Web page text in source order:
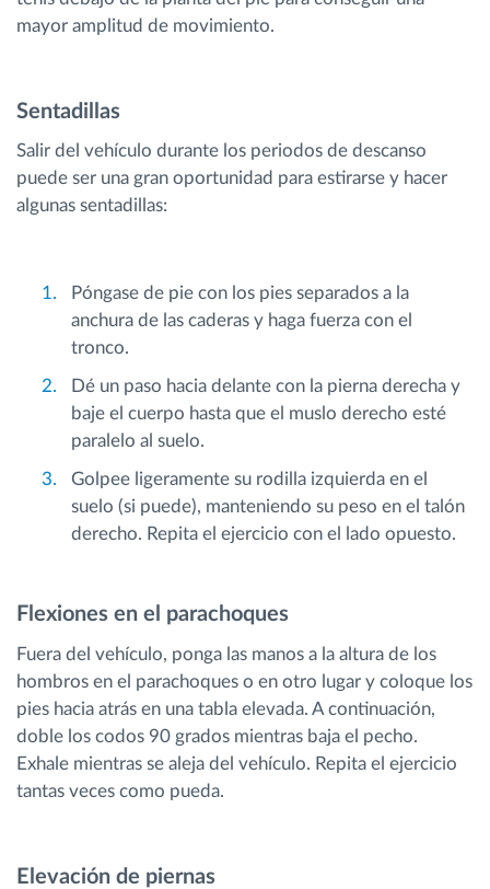
mayor amplitud de movimiento.
Sentadillas
Salir del vehículo durante los periodos de descanso
puede ser una gran oportunidad para estirarse y hacer
algunas sentadillas:
Póngase de pie con los pies separados a la
anchura de las caderas y haga fuerza con el
tronco.
Dé un paso hacia delante con la pierna derecha y
baje el cuerpo hasta que el muslo derecho esté
paralelo al suelo.
Golpee ligeramente su rodilla izquierda en el
suelo (si puede), manteniendo su peso en el talón
derecho. Repita el ejercicio con el lado opuesto.
Flexiones en el parachoques
Fuera del vehículo, ponga las manos a la altura de los
hombros en el parachoques o en otro lugar y coloque los
pies hacia atrás en una tabla elevada. A continuación,
doble los codos 90 grados mientras baja el pecho.
Exhale mientras se aleja del vehículo. Repita el ejercicio
tantas veces como pueda.
Elevación de piernas